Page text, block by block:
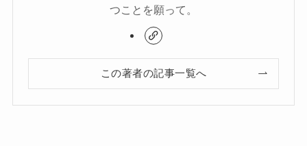
つことを願って。
この著者の記事一覧へ